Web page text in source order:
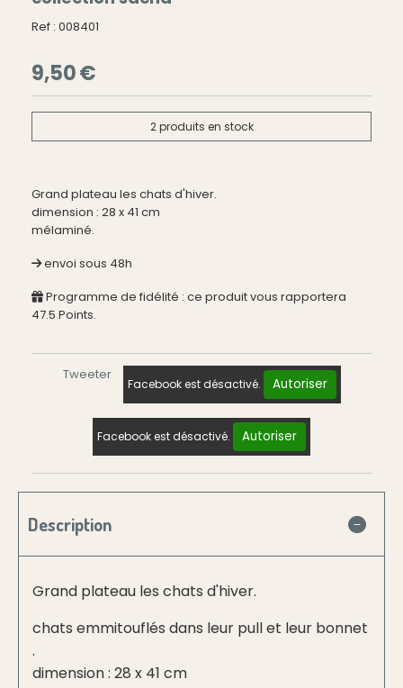
Ref : 008401
9,50€
2produits en stock
Grand plateau les chats d'hiver.
dimension : 28 x 41 cm
mélaminé.
envoi sous 48h
Programme de fidélité : ce produit vous rapportera
47.5 Points.
Tweeter
Facebook est désactivé. Autoriser
Facebook est désactivé. Autoriser
Description
Grand plateau les chats d'hiver.
chats emmitouflés dans leur pull et leur bonnet
.
dimension : 28 x 41 cm